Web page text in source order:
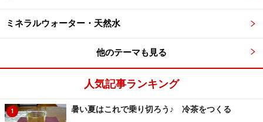
ミネラルウォーター・天然水
他のテーマも見る
人気記事ランキング
1 暑い夏はこれで乗り切ろう♪ 冷茶をつくる